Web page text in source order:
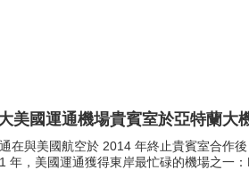
美國運通機場貴賓室於亞特蘭大
在與美國航空於 2014 年終止貴賓室合作
年，美國運通獲得東岸最忙碌的機場之一